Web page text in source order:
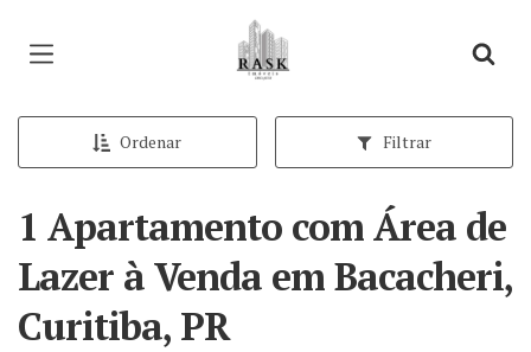
Página inicial
Ordenar Filtrar
1 Apartamento com Área de
Lazer à Venda em Bacacheri,
Curitiba, PR